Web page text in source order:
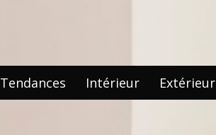
Tendances Intérieur Extérieur